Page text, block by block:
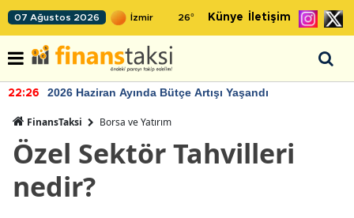
07 Ağustos 2026 26° Künye İletişim
22:26 2026 Haziran Ayında Bütçe Artışı Yaşandı
FinansTaksi Borsa ve Yatırım
Özel Sektör Tahvilleri
nedir?